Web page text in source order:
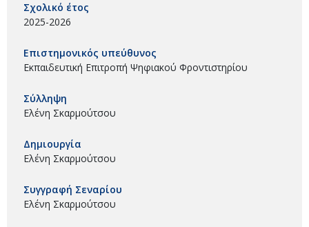
Σχολικό έτος
2025-2026
Επιστημονικός υπεύθυνος
Εκπαιδευτική Επιτροπή Ψηφιακού Φροντιστηρίου
Σύλληψη
Ελένη Σκαρμούτσου
Δημιουργία
Ελένη Σκαρμούτσου
Συγγραφή Σεναρίου
Ελένη Σκαρμούτσου